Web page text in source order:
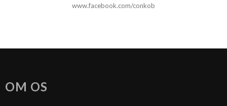
www.facebook.com/conkob
OM OS